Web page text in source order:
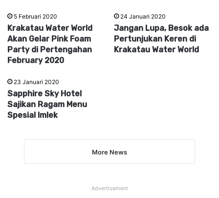
5 Februari 2020
Krakatau Water World
Akan Gelar Pink Foam
Party di Pertengahan
February 2020
24 Januari 2020
Jangan Lupa, Besok ada
Pertunjukan Keren di
Krakatau Water World
23 Januari 2020
Sapphire Sky Hotel
Sajikan Ragam Menu
Spesial Imlek
More News
Advertisement